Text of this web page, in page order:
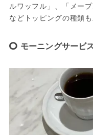
ルワッフル」、「メー
などトッピングの種類も
モーニングサービ